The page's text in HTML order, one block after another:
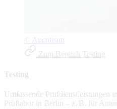
© Aucoteam
Zum Bereich Testing
Testing
Umfassende Prüfdienstleistungen
Prüflabor in Berlin – z. B. für